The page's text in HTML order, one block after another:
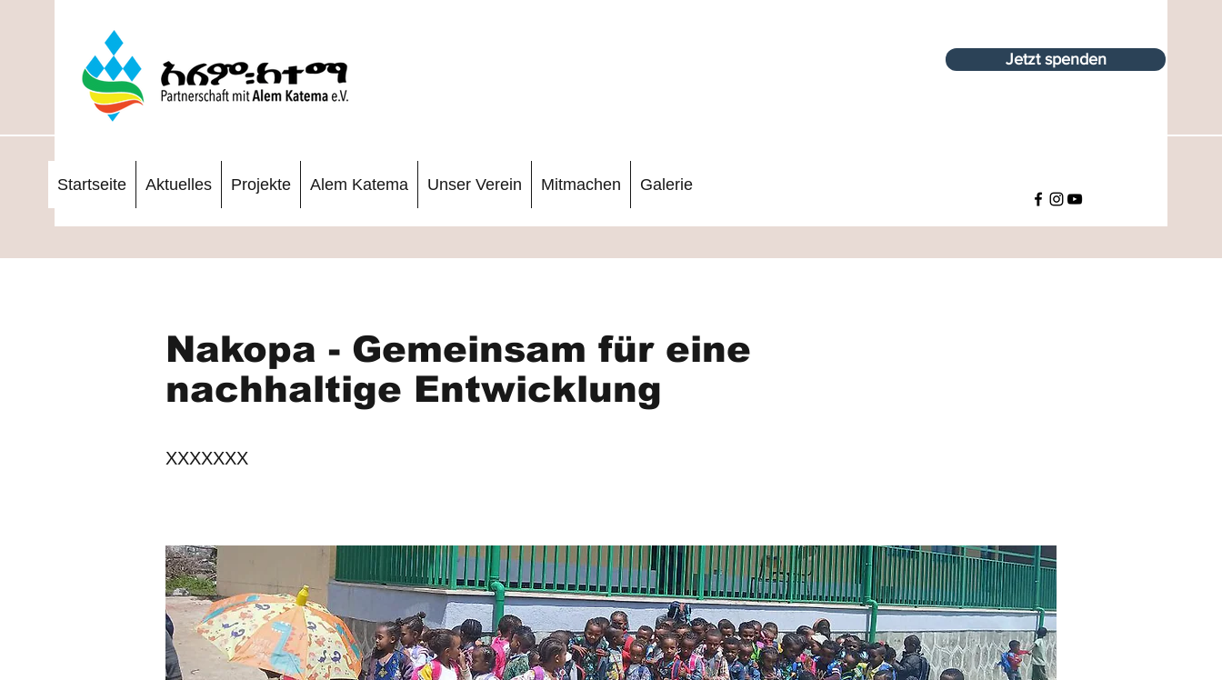
Jetzt spenden
Startseite Aktuelles Projekte Alem Katema Unser Verein Mitmachen Galerie
Nakopa - Gemeinsam für eine
nachhaltige Entwicklung
XXXXXXX